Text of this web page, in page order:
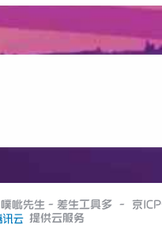
噗呲先生 - 差生工具多 - 京ICP
提供云服务